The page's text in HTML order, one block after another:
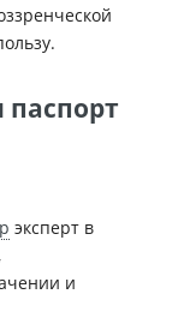
эксперт в
и